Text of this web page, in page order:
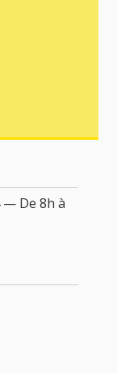
— De 8h à